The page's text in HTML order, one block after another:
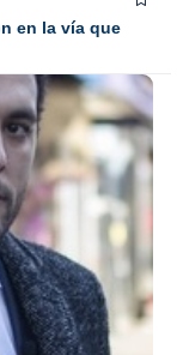
en la vía que